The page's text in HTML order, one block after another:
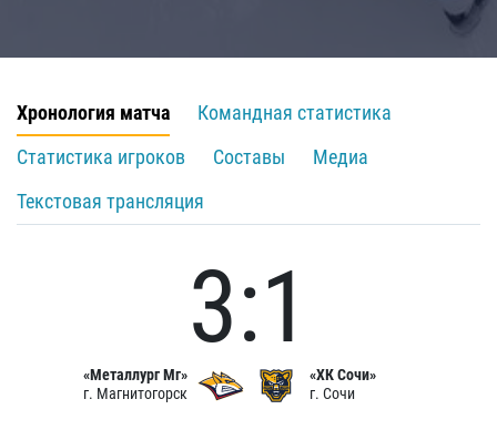
Хронология матча
Командная статистика
Статистика игроков
Составы
Медиа
Текстовая трансляция
«Металлург Мг»
г. Магнитогорск
3:1
«ХК Сочи»
г. Сочи